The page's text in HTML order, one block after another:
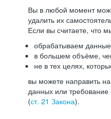
Вы в любой момент
удалить их
Если вы считаете, что
обрабатываем
в большем объёме,
не в тех целях,
вы можете направить
данных или требование
(ст. 21 Закона).